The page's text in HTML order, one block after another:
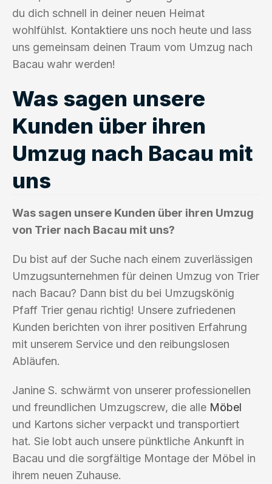
du dich schnell in deiner neuen Heimat
wohlfühlst. Kontaktiere uns noch heute und lass
uns gemeinsam deinen Traum vom Umzug nach
Bacau wahr werden!
Was sagen unsere
Kunden über ihren
Umzug nach Bacau mit
uns
Was sagen unsere Kunden über ihren Umzug
von Trier nach Bacau mit uns?
Du bist auf der Suche nach einem zuverlässigen
Umzugsunternehmen für deinen Umzug von Trier
nach Bacau? Dann bist du bei Umzugskönig
Pfaff Trier genau richtig! Unsere zufriedenen
Kunden berichten von ihrer positiven Erfahrung
mit unserem Service und den reibungslosen
Abläufen.
Janine S. schwärmt von unserer professionellen
und freundlichen Umzugscrew, die alle Möbel
und Kartons sicher verpackt und transportiert
hat. Sie lobt auch unsere pünktliche Ankunft in
Bacau und die sorgfältige Montage der Möbel in
ihrem neuen Zuhause.